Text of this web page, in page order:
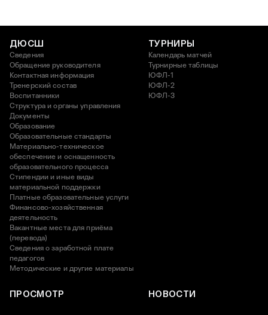
ДЮСШ
Сведения
Обращение руководителя
Контактная информация
Тренерский состав
Воспитанники
Структура и органы управления
Документы
Образование
Образовательные стандарты
Материально-техническое
обеспечение и оснащенность
образовательного процесса
Стипендии и иные виды
материальной поддержки
Платные образовательные услуги
Финансово-хозяйственная
деятельность
Вакантные места для приёма
(перевода)
Сведения о заработной плате
педагогов
Методические и другие материалы
ТУРНИРЫ
Календарь матчей
Турнирные таблицы
ЮФЛ-1
ЮФЛ-2
ЮФЛ-3
ПРОСМОТР НОВОСТИ